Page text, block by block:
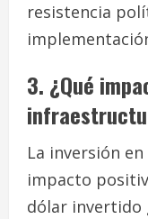
resistencia
3. ¿Qué
La inversión
impacto
dólar invertido